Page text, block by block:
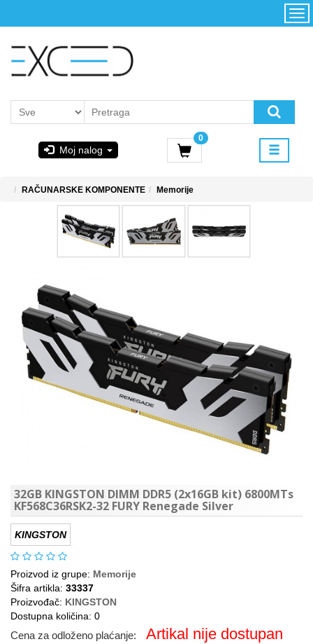
Moj nalog
0
Početna
korišćenja i
PoweredByAsus
RAČUNARSKE KOMPONENTE Memorije
32GB KINGSTON DIMM DDR5 (2x16GB kit) 6800MTs
KF568C36RSK2-32 FURY Renegade Silver
KINGSTON
Proizvod iz grupe: Memorije
Šifra artikla: 33337
Proizvođač: KINGSTON
Dostupna količina: 0
Cena za odloženo plaćanje: Artikal nije dostupan